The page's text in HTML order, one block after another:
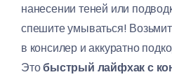
нанесении теней или
спешите умываться!
в консилер и аккуратно
Этобыстрый лайфхак с